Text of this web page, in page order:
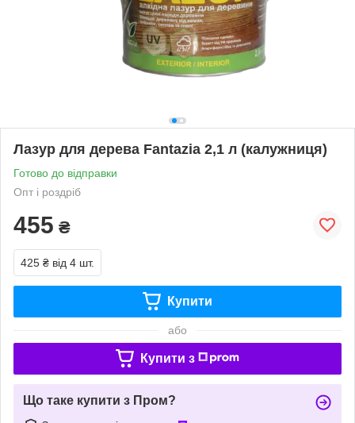
Лазур для дерева Fantazia 2,1 л (калужниця)
Готово до відправки
Опт і роздріб
455 ₴
425 ₴ від 4 шт.
Купити
або
Купити з
Що таке купити з Пром?